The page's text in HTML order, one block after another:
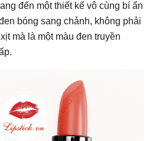
đến một thiết kế vô cùng bí ẩn
bóng sang chảnh, không phải
mà là một màu đen truyền